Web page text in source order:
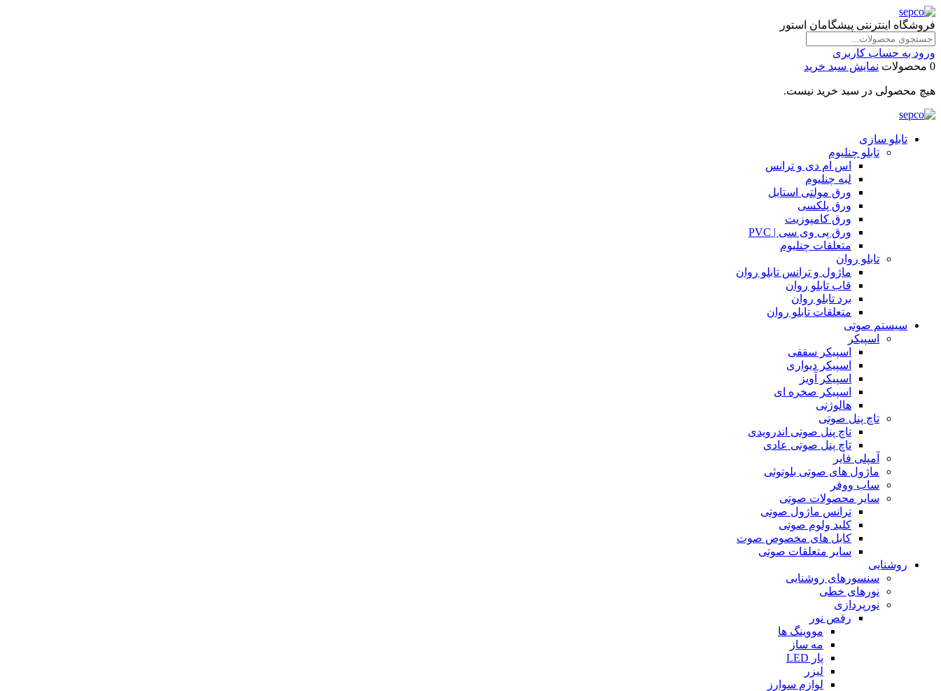
فروشگاه اینترنتی پیشگامان استور
ورود به حساب کاربری
0 محصولات
نمایش سبد خرید
هیچ محصولی در سبد خرید نیست.
تابلو سازی
تابلو چنلیوم
اس ام دی و ترانس
لبه چنلیوم
ورق مولتی استایل
ورق پلکسی
ورق کامپوزیت
ورق پی وی سی | PVC
متعلقات چنلیوم
تابلو روان
ماژول و ترانس تابلو روان
قاب تابلو روان
برد تابلو روان
متعلقات تابلو روان
سیستم صوتی
اسپیکر
اسپیکر سقفی
اسپیکر دیواری
اسپیکر آویز
اسپیکر صخره ای
هالوژنی
تاچ پنل صوتی
تاچ پنل صوتی اندرویدی
تاچ پنل صوتی عادی
آمپلی فایر
ماژول های صوتی بلوتوثی
ساب ووفر
سایر محصولات صوتی
ترانس ماژول صوتی
کلید ولوم صوتی
کابل های مخصوص صوت
سایر متعلقات صوتی
روشنایی
سنسورهای روشنایی
نورهای خطی
نورپردازی
رقص نور
مووینگ ها
مه ساز
پار LED
لیزر
لوازم سوارز